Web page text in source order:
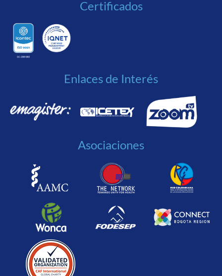
Certificados
Enlaces de Interés
Asociaciones